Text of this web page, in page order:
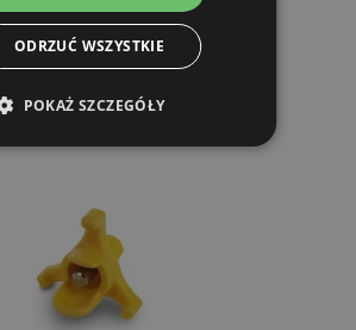
POWIĄZANE
ODRZUĆ WSZYSTKIE
POKAŻ SZCZEGÓŁY